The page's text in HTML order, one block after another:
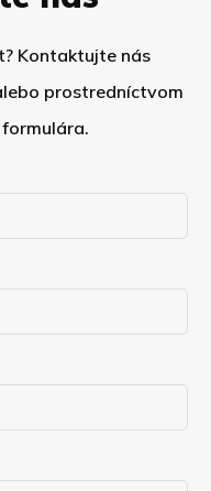
Kontaktujte nás
prostredníctvom